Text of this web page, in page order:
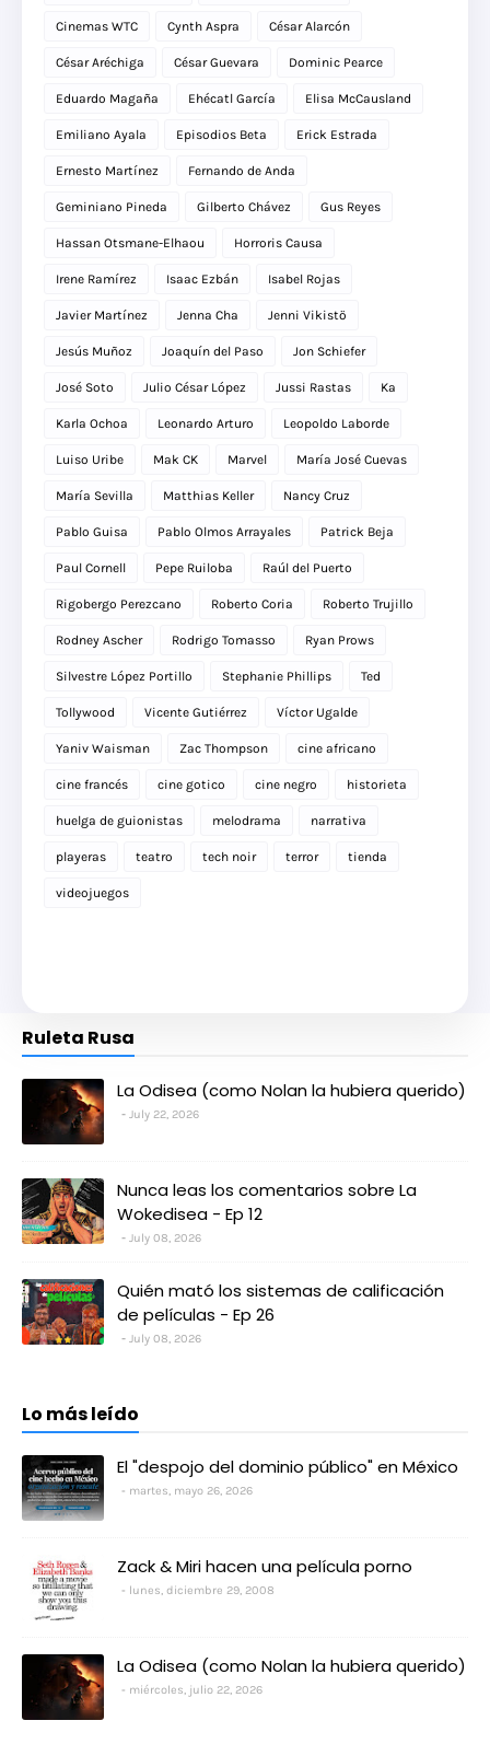
Cinemas WTC Cynth Aspra César Alarcón
César Aréchiga César Guevara Dominic Pearce
Eduardo Magaña Ehécatl García Elisa McCausland
Emiliano Ayala Episodios Beta Erick Estrada
Ernesto Martínez Fernando de Anda
Geminiano Pineda Gilberto Chávez Gus Reyes
Hassan Otsmane-Elhaou Horroris Causa
Irene Ramírez Isaac Ezbán Isabel Rojas
Javier Martínez Jenna Cha Jenni Vikistö
Jesús Muñoz Joaquín del Paso Jon Schiefer
José Soto Julio César López Jussi Rastas Ka
Karla Ochoa Leonardo Arturo Leopoldo Laborde
Luiso Uribe Mak CK Marvel María José Cuevas
María Sevilla Matthias Keller Nancy Cruz
Pablo Guisa Pablo Olmos Arrayales Patrick Beja
Paul Cornell Pepe Ruiloba Raúl del Puerto
Rigobergo Perezcano Roberto Coria Roberto Trujillo
Rodney Ascher Rodrigo Tomasso Ryan Prows
Silvestre López Portillo Stephanie Phillips Ted
Tollywood Vicente Gutiérrez Víctor Ugalde
Yaniv Waisman Zac Thompson cine africano
cine francés cine gotico cine negro historieta
huelga de guionistas melodrama narrativa
playeras teatro tech noir terror tienda
videojuegos
Ruleta Rusa
La Odisea (como Nolan la hubiera querido)
July 22, 2026
Nunca leas los comentarios sobre La
Wokedisea - Ep 12
July 08, 2026
Quién mató los sistemas de calificación
de películas - Ep 26
July 08, 2026
Lo más leído
El "despojo del dominio público" en México
martes, mayo 26, 2026
Zack & Miri hacen una película porno
lunes, diciembre 29, 2008
La Odisea (como Nolan la hubiera querido)
miércoles, julio 22, 2026